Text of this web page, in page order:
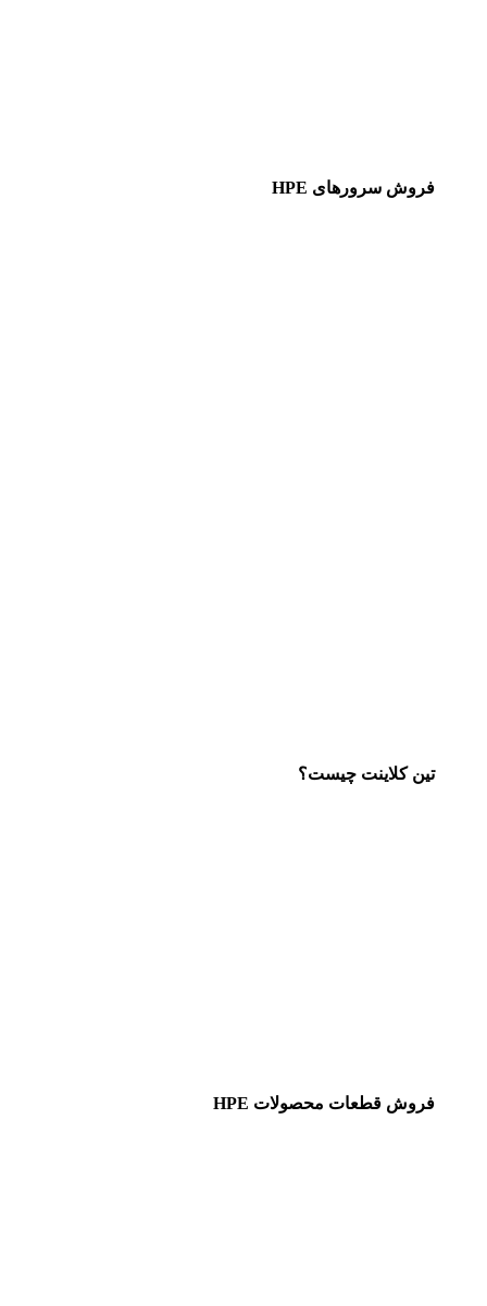
فروش سرورهای HPE
تین کلاینت چیست؟
فروش قطعات محصولات HPE